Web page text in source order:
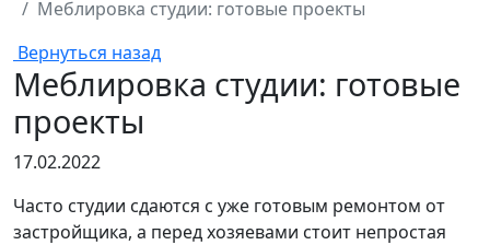
Меблировка студии: готовые проекты
Вернуться назад
Меблировка студии: готовые
проекты
17.02.2022
Часто студии сдаются с уже готовым ремонтом от
застройщика, а перед хозяевами стоит непростая